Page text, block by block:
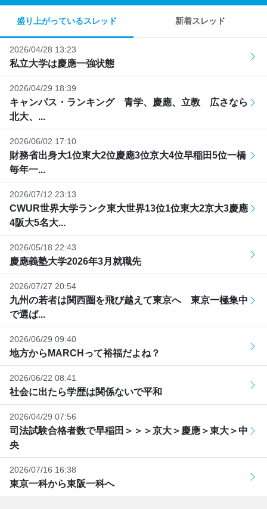
盛り上がっているスレッド 新着スレッド
2026/04/28 13:23
私立大学は慶應一強状態
2026/04/29 18:39
キャンパス・ランキング 青学、慶應、立教 広さなら
北大、...
2026/06/02 17:10
財務省出身大1位東大2位慶應3位京大4位早稲田5位一橋
毎年一...
2026/07/12 23:13
CWUR世界大学ランク東大世界13位1位東大2京大3慶應
4阪大5名大...
2026/05/18 22:43
慶應義塾大学2026年3月就職先
2026/07/27 20:54
九州の若者は関西圏を飛び越えて東京へ 東京一極集中
で選ば...
2026/06/29 09:40
地方からMARCHって裕福だよね？
2026/06/22 08:41
社会に出たら学歴は関係ないで平和
2026/04/29 07:56
司法試験合格者数で早稲田＞＞＞京大＞慶應＞東大＞中
央
2026/07/16 16:38
東京一科から東阪一科へ